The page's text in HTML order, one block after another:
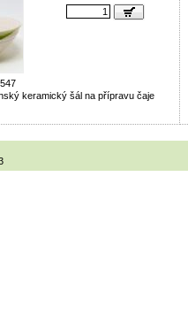
keramický šál na přípravu čaje